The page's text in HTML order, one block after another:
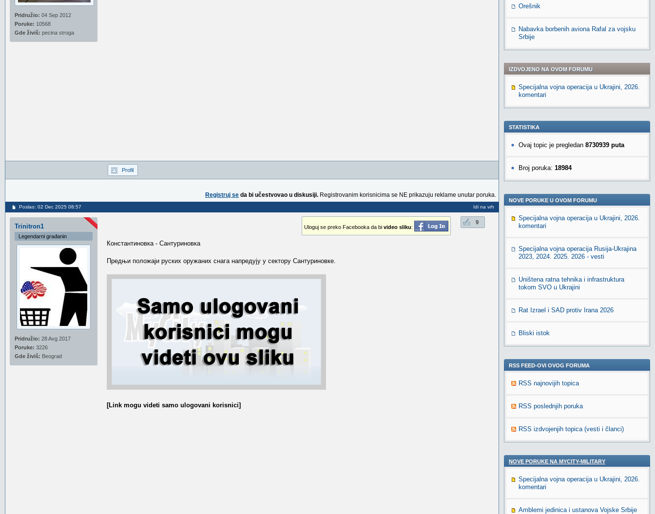
Pridružio: 04 Sep 2012
Poruke: 10568
Gde živiš: pecina stroga
Profil
Registruj se da bi učestvovao u diskusiji. Registrovanim korisnicima se NE prikazuju reklame unutar poruka.
Poslao: 02 Dec 2025 08:57 Idi na vrh
Trinitron1
Legendarni građanin
Pridružio: 28 Avg 2017
Poruke: 3226
Gde živiš: Beograd
9
Uloguj se preko Facebooka da bi video sliku:
Константиновка - Сантуриновка
Предњи положаји руских оружаних снага напредују у сектору Сантуриновке.
[Link mogu videti samo ulogovani korisnici]
Orešnik
Nabavka borbenih aviona Rafal za vojsku
Srbije
IZDVOJENO NA OVOM FORUMU
Specijalna vojna operacija u Ukrajini, 2026.
komentari
STATISTIKA
Ovaj topic je pregledan 8730939 puta
Broj poruka: 18984
NOVE PORUKE U OVOM FORUMU
Specijalna vojna operacija u Ukrajini, 2026.
komentari
Specijalna vojna operacija Rusija-Ukrajina
2023, 2024. 2025. 2026 - vesti
Uništena ratna tehnika i infrastruktura
tokom SVO u Ukrajini
Rat Izrael i SAD protiv Irana 2026
Bliski istok
RSS FEED-OVI OVOG FORUMA
RSS najnovijih topica
RSS poslednjih poruka
RSS izdvojenjih topica (vesti i članci)
NOVE PORUKE NA MYCITY-MILITARY
Specijalna vojna operacija u Ukrajini, 2026.
komentari
Amblemi jedinica i ustanova Vojske Srbije